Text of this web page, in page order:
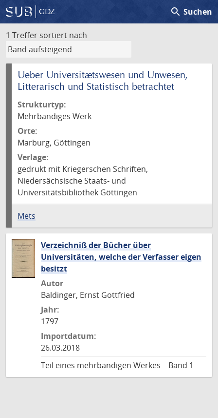
GDZ search Suchen
1 Treffer sortiert nach
Ueber Universitætswesen und Unwesen,
Litterarisch und Statistisch betrachtet
Strukturtyp:
Mehrbändiges Werk
Orte:
Marburg, Göttingen
Verlage:
gedrukt mit Kriegerschen Schriften,
Niedersächsische Staats- und
Universitätsbibliothek Göttingen
Mets
Verzeichniß der Bücher über
Universitäten, welche der Verfasser eigen
besitzt
Autor
Baldinger, Ernst Gottfried
Jahr:
1797
Importdatum:
26.03.2018
Teil eines mehrbändigen Werkes – Band 1